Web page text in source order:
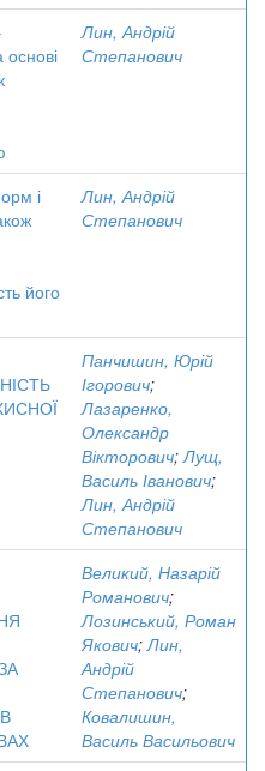
Лин, Андрій
Степанович
і
його
Лин, Андрій
Степанович
Панчишин, Юрій
Ігорович;
Лазаренко,
Олександр
Вікторович;Лущ,
Василь Іванович;
Лин, Андрій
Степанович
Великий, Назарій
Романович;
Лозинський, Роман
Якович;Лин,
Андрій
Степанович;
Ковалишин,
Василь Васильович